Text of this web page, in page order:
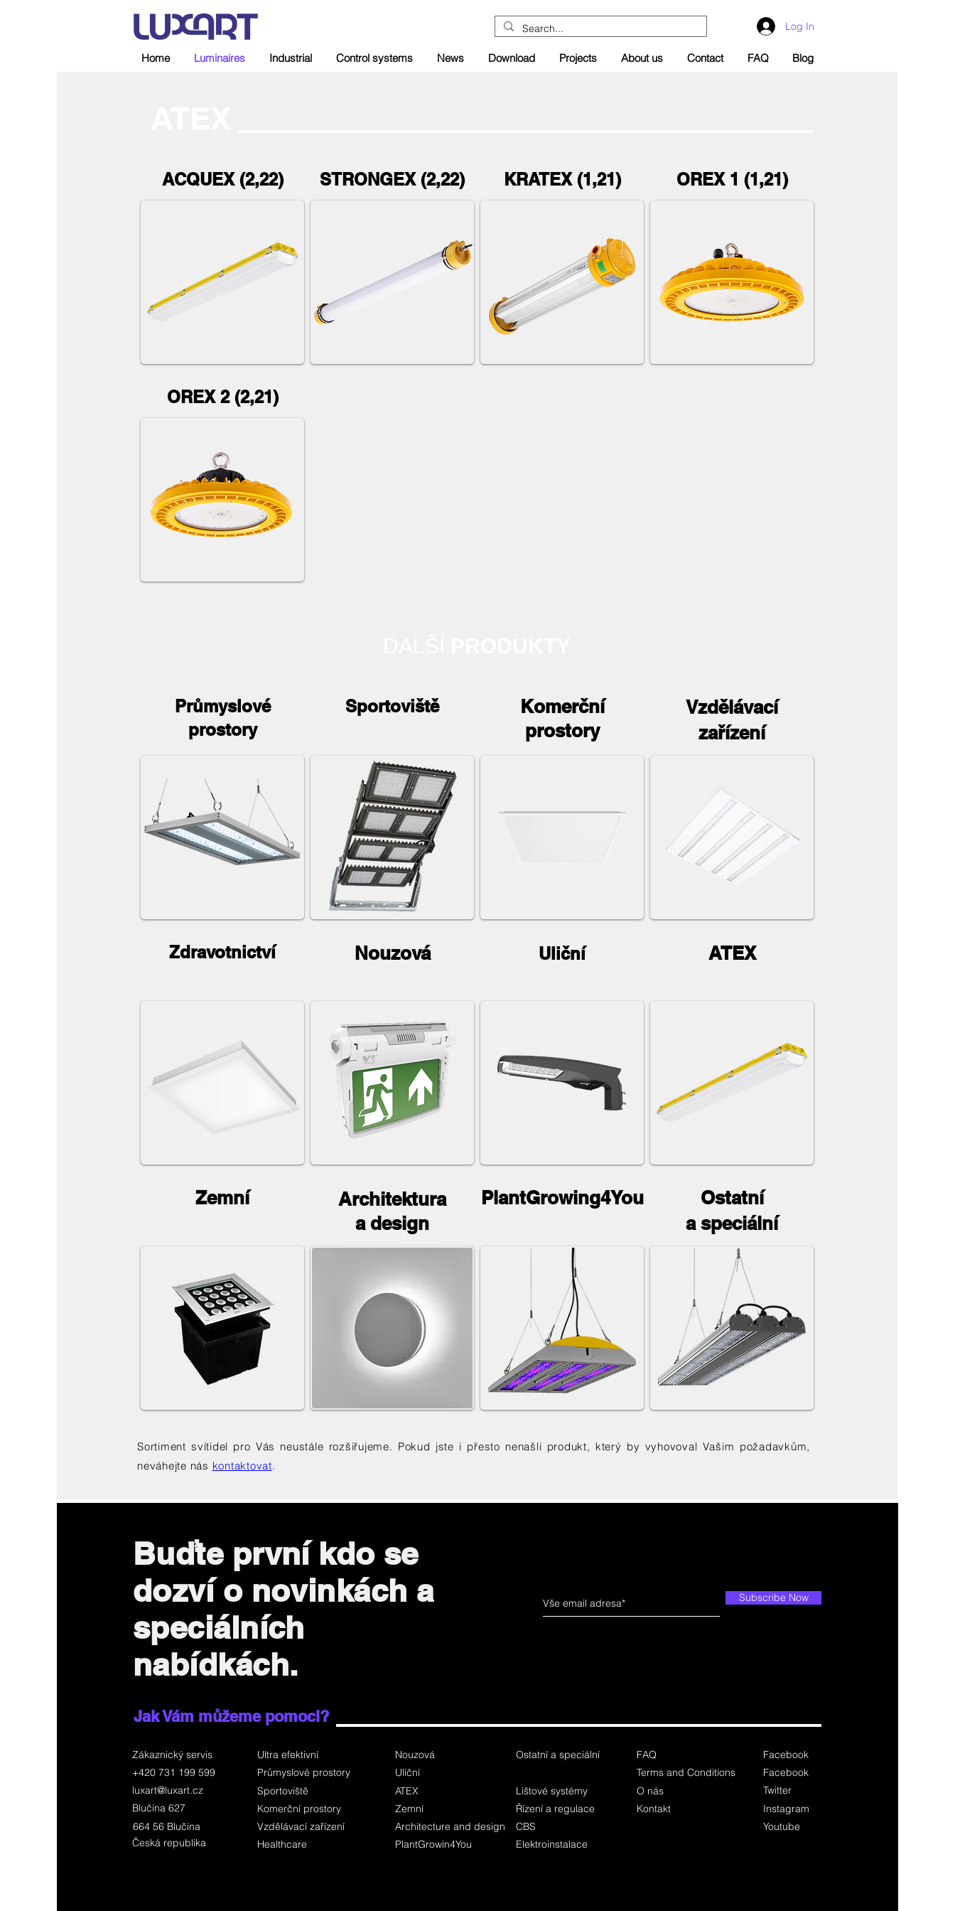
Log In
Home Luminaires Industrial Control systems News Download Projects About us Contact FAQ Blog
ACQUEX (2,22) STRONGEX (2,22) KRATEX (1,21) OREX 1 (1,21)
OREX 2 (2,21)
Průmyslové
prostory
Sportoviště
Komerční
prostory
Vzdělávací
zařízení
Zdravotnictví Nouzová Uliční ATEX
Zemní
Architektura
a design
PlantGrowing4You
Ostatní
a speciální
Sortiment svítidel pro Vás neustále rozšiřujeme. Pokud jste i přesto nenašli produkt, který by vyhovoval Vašim požadavkům,
neváhejte nás kontaktovat.
Buďte první kdo se
dozví o novinkách a
speciálních
nabídkách.
Subscribe Now
Jak Vám můžeme pomoci?
Zákaznický servis
+420 731 199 599
luxart@luxart.cz
Blučina 627
664 56 Blučina
Česká republika
Ultra efektivní
Průmyslové prostory
Sportoviště
Komerční prostory
Vzdělávací zařízení
Healthcare
Nouzová
Uliční
ATEX
Zemní
Architecture and design
PlantGrowin4You
Ostatní a speciální
FAQ
Terms and Conditions
Lištové systémy
Řízení a regulace
O nás
Kontakt
CBS
Elektroinstalace
Facebook
Facebook
Twitter
Instagram
Youtube